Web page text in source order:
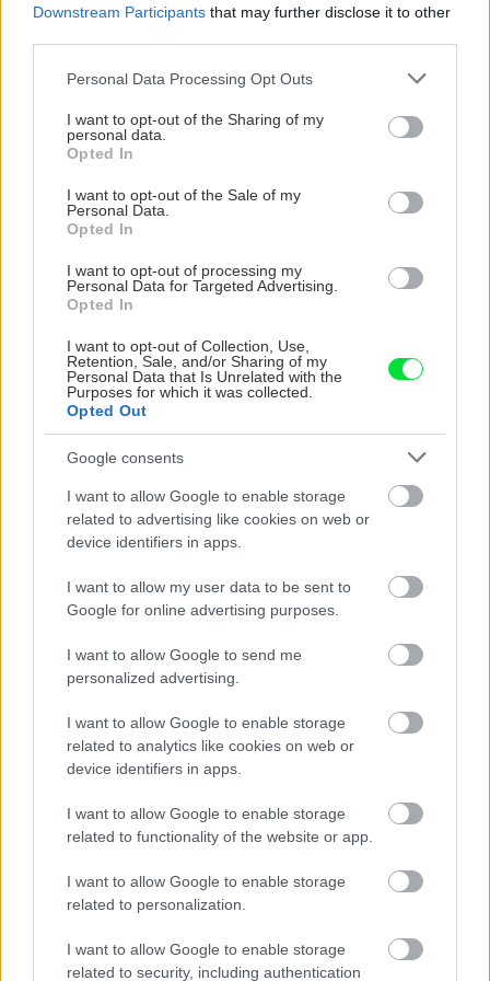
Downstream Participants that may further disclose it to other
Please note that this website/app uses one or more Google
not limited to your visit or usage behaviour. You may click to
grant or deny consent to Google and its third-party tags to
use your data for below specified purposes in below Google
consent section.
Personal Data Processing Opt Outs
I want to opt-out of the Sharing of my
personal data.
Opted In
I want to opt-out of the Sale of my
Personal Data.
Opted In
I want to opt-out of processing my
Personal Data for Targeted Advertising.
Opted In
I want to opt-out of Collection, Use,
Retention, Sale, and/or Sharing of my
Personal Data that Is Unrelated with the
Purposes for which it was collected.
Opted Out
Google consents
I want to allow Google to enable storage
related to advertising like cookies on web or
device identifiers in apps.
I want to allow my user data to be sent to
Google for online advertising purposes.
I want to allow Google to send me
personalized advertising.
I want to allow Google to enable storage
related to analytics like cookies on web or
device identifiers in apps.
I want to allow Google to enable storage
related to functionality of the website or app.
I want to allow Google to enable storage
related to personalization.
I want to allow Google to enable storage
related to security, including authentication
VIDEO
Chcete dominantu interiéru,
ktorá pritiahne pohľady?
Vyrobte si takéto masívne
orechové svietidlo
Prečo klasická
potrubia v
ZÁHRADA
Trvalky, ktoré znesú
vysaďte na miesta, na
ktoré slnko svieti celý
krások, ktoré rozžiaria
vašu záhradu